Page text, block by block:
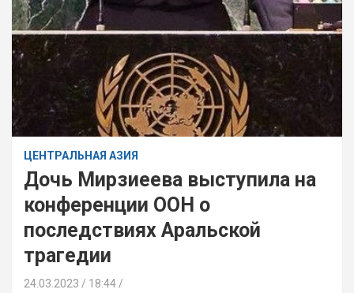
ЦЕНТРАЛЬНАЯ АЗИЯ
Дочь Мирзиеева выступила на
конференции ООН о
последствиях Аральской
трагедии
24.03.2023
18:44 /